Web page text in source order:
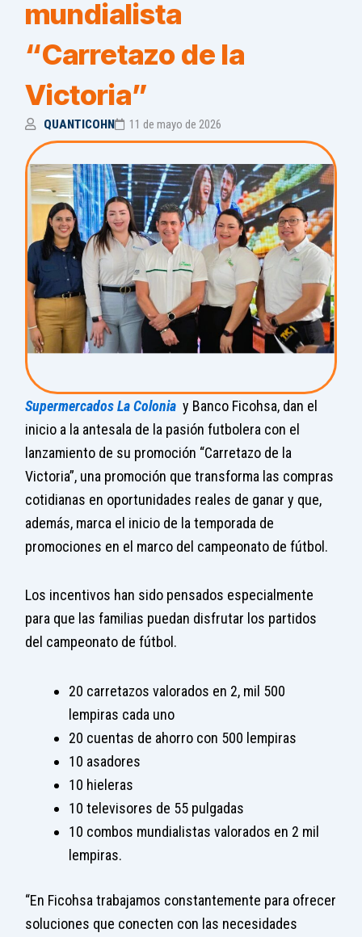
mundialista
“Carretazo de la
Victoria”
QUANTICOHN 11 de mayo de 2026
Supermercados La Colonia y Banco Ficohsa, dan el
inicio a la antesala de la pasión futbolera con el
lanzamiento de su promoción “Carretazo de la
Victoria”, una promoción que transforma las compras
cotidianas en oportunidades reales de ganar y que,
además, marca el inicio de la temporada de
promociones en el marco del campeonato de fútbol.
Los incentivos han sido pensados especialmente
para que las familias puedan disfrutar los partidos
del campeonato de fútbol.
20 carretazos valorados en 2, mil 500
lempiras cada uno
20 cuentas de ahorro con 500 lempiras
10 asadores
10 hieleras
10 televisores de 55 pulgadas
10 combos mundialistas valorados en 2 mil
lempiras.
“En Ficohsa trabajamos constantemente para ofrecer
soluciones que conecten con las necesidades